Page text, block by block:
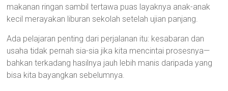
makanan ringan sambil tertawa puas layaknya anak-anak
kecil merayakan liburan sekolah setelah ujian panjang.
Ada pelajaran penting dari perjalanan itu: kesabaran dan
usaha tidak pernah sia-sia jika kita mencintai prosesnya—
bahkan terkadang hasilnya jauh lebih manis daripada yang
bisa kita bayangkan sebelumnya.